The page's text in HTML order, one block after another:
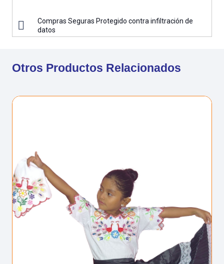
Compras Seguras Protegido contra infiltración de
datos
Otros Productos Relacionados